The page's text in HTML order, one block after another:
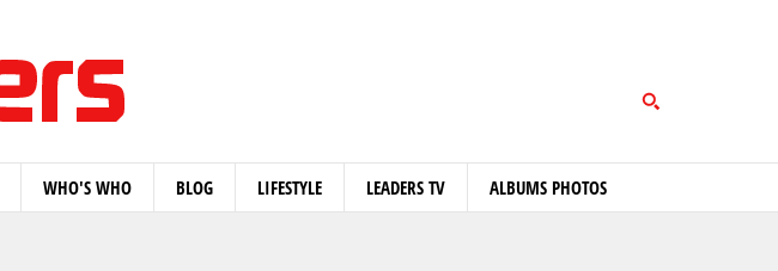
WHO'S WHO BLOG LIFESTYLE LEADERS TV ALBUMS PHOTOS